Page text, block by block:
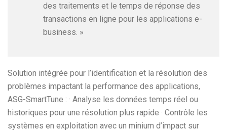
des traitements et le temps de réponse des
transactions en ligne pour les applications e-
business. »
Solution intégrée pour l’identification et la résolution des
problèmes impactant la performance des applications,
ASG-SmartTune : · Analyse les données temps réel ou
historiques pour une résolution plus rapide · Contrôle les
systèmes en exploitation avec un minium d’impact sur